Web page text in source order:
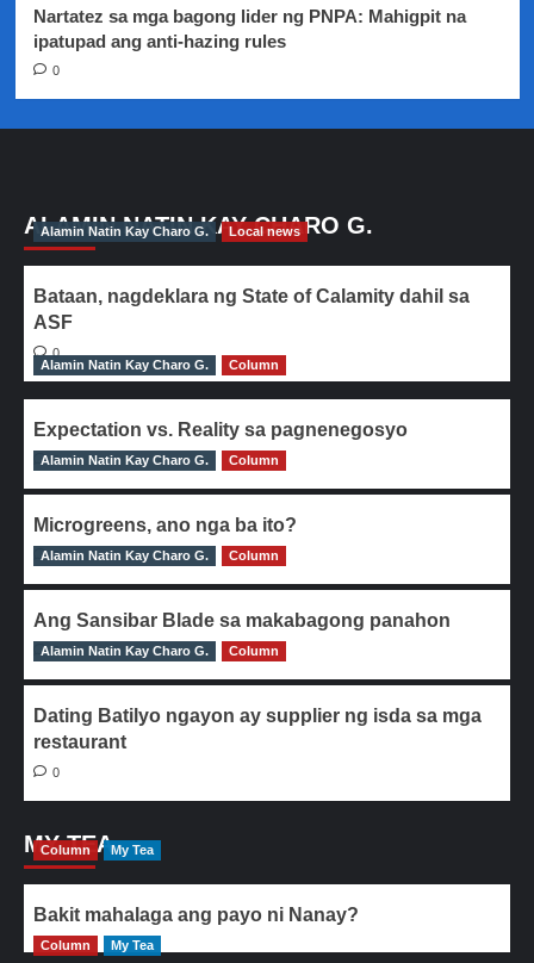
Nartatez sa mga bagong lider ng PNPA: Mahigpit na
ipatupad ang anti-hazing rules
0
ALAMIN NATIN KAY CHARO G.
Alamin Natin Kay Charo G. Local news
Bataan, nagdeklara ng State of Calamity dahil sa
ASF
0
Alamin Natin Kay Charo G.
Column
Expectation vs. Reality sa pagnenegosyo
0
Alamin Natin Kay Charo G. Column
Microgreens, ano nga ba ito?
0
Alamin Natin Kay Charo G. Column
Ang Sansibar Blade sa makabagong panahon
0
Alamin Natin Kay Charo G. Column
Dating Batilyo ngayon ay supplier ng isda sa mga
restaurant
0
MY TEA
Column My Tea
Bakit mahalaga ang payo ni Nanay?
Column My Tea